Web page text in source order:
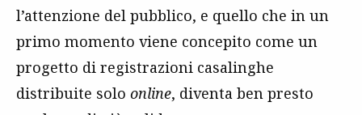
l’attenzione del pubblico, e quello che in un
primo momento viene concepito come un
progetto di registrazioni casalinghe
distribuite solo online, diventa ben presto